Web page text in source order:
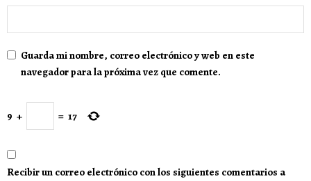
Guarda mi nombre, correo electrónico y web en este
navegador para la próxima vez que comente.
9 + = 17
Recibir un correo electrónico con los siguientes comentarios a